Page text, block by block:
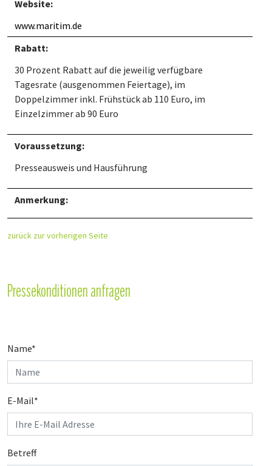
Website:
www.maritim.de
Rabatt:
30 Prozent Rabatt auf die jeweilig verfügbare
Tagesrate (ausgenommen Feiertage), im
Doppelzimmer inkl. Frühstück ab 110 Euro, im
Einzelzimmer ab 90 Euro
Voraussetzung:
Presseausweis und Hausführung
Anmerkung:
zurück zur vorherigen Seite
Pressekonditionen anfragen
Name*
E-Mail*
Betreff